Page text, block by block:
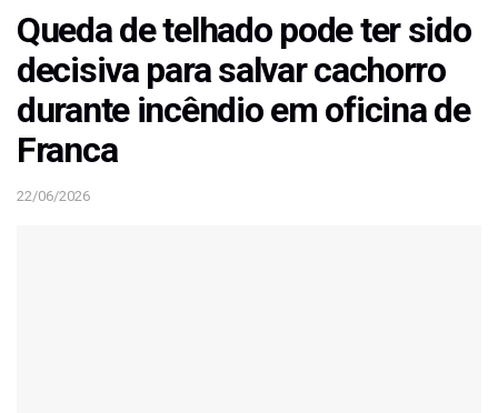
Queda de telhado pode ter sido
decisiva para salvar cachorro
durante incêndio em oficina de
Franca
22/06/2026